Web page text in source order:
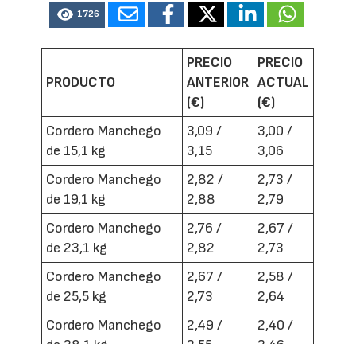
1726
PRODUCTO
PRECIO
ANTERIOR
(€)
PRECIO
ACTUAL
(€)
Cordero Manchego
de 15,1 kg
3,09 /
3,15
3,00 /
3,06
Cordero Manchego
de 19,1 kg
2,82 /
2,88
2,73 /
2,79
Cordero Manchego
de 23,1 kg
2,76 /
2,82
2,67 /
2,73
Cordero Manchego
de 25,5 kg
2,67 /
2,73
2,58 /
2,64
Cordero Manchego
2,49 /
2,40 /